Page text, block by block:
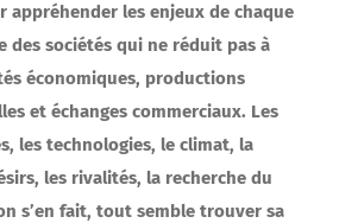
appréhender les enjeux de chaque
des sociétés qui ne réduit pas à
économiques, productions
et échanges commerciaux. Les
les technologies, le climat, la
les rivalités, la recherche du
s’en fait, tout semble trouver sa